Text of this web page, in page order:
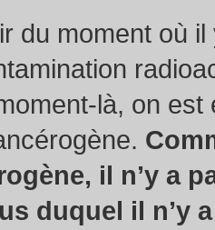
du moment où
là, on est
il n’y a
duquel il n’y